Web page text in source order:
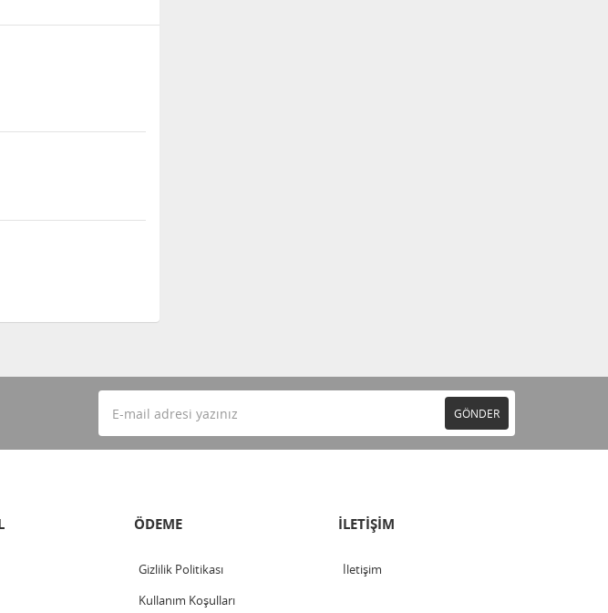
GÖNDER
ÖDEME
Gizlilik Politikası
Kullanım Koşulları
İLETİŞİM
İletişim